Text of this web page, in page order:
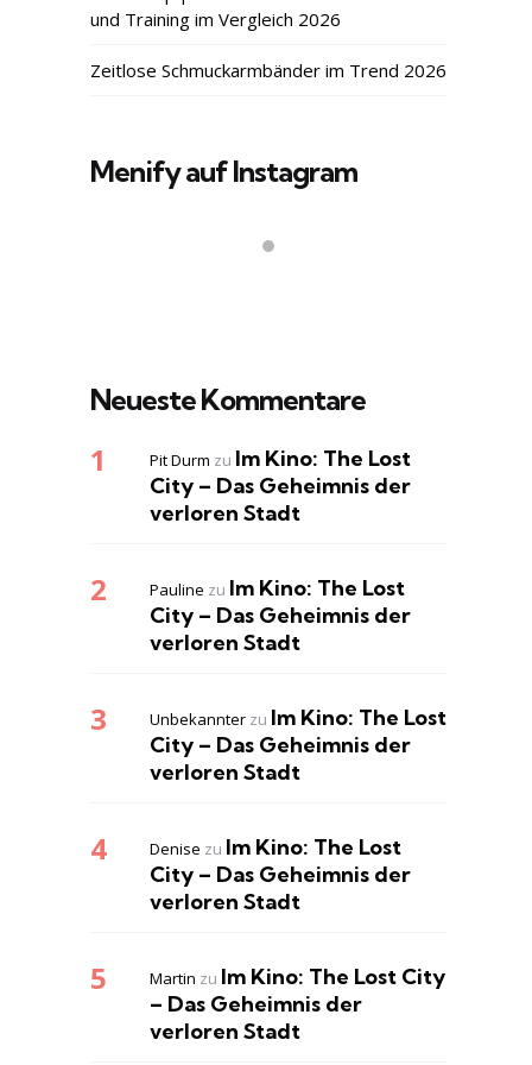
und Training im Vergleich 2026
Zeitlose Schmuckarmbänder im Trend 2026
Menify auf Instagram
Neueste Kommentare
Pit Durm zu Im Kino: The Lost
City – Das Geheimnis der
verloren Stadt
Pauline zu Im Kino: The Lost
City – Das Geheimnis der
verloren Stadt
Unbekannter zu Im Kino: The Lost
City – Das Geheimnis der
verloren Stadt
Denise zu Im Kino: The Lost
City – Das Geheimnis der
verloren Stadt
Martin zu Im Kino: The Lost City
– Das Geheimnis der
verloren Stadt